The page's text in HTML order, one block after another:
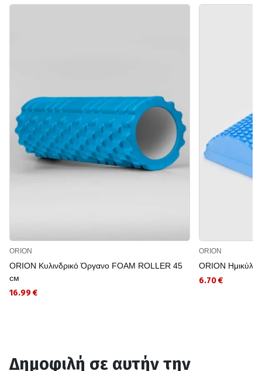
ORION
ORION Κυλινδρικό Όργανο FOAM ROLLER 45
см
16.99 €
ORION
ORION
6.70 €
Δημοφιλή σε αυτήν την